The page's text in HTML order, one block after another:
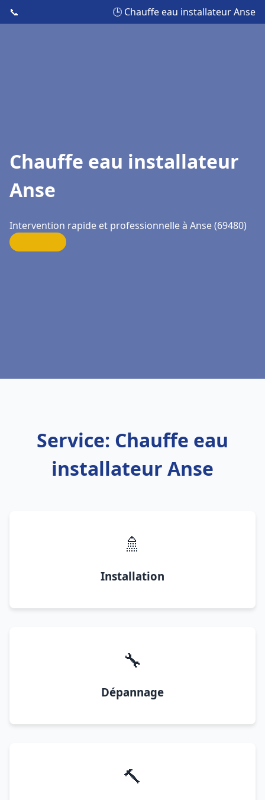
📞 🕒 Chauffe eau installateur Anse
Chauffe eau installateur
Anse
Intervention rapide et professionnelle à Anse (69480)
Service: Chauffe eau
installateur Anse
🚿
Installation
🔧
Dépannage
🔨